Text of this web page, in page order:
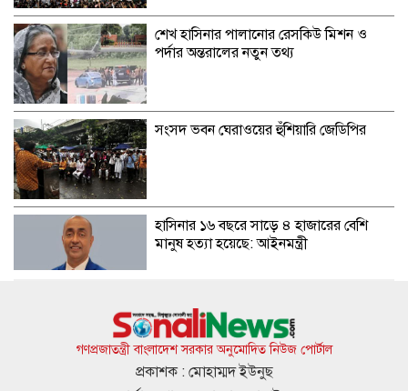
শেখ হাসিনার পালানোর রেসকিউ মিশন ও
পর্দার অন্তরালের নতুন তথ্য
সংসদ ভবন ঘেরাওয়ের হুঁশিয়ারি জেডিপির
হাসিনার ১৬ বছরে সাড়ে ৪ হাজারের বেশি
মানুষ হত্যা হয়েছে: আইনমন্ত্রী
শেখ হাসিনা ফিরে আসার বিষয়ে আত্মবিশ্বাসী
রুমিন ফারহানা
গণপ্রজাতন্ত্রী বাংলাদেশ সরকার অনুমোদিত নিউজ পোর্টাল
প্রকাশক : মোহাম্মদ ইউনুছ